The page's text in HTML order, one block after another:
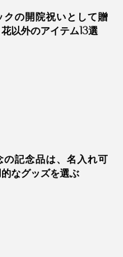
厚みの違う「タブ
。仕事中はもちろ
クの開院祝いとして贈
以外のアイテム13選
の記念品は、名入れ可
なグッズを選ぶ